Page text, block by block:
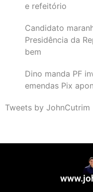
e refeitório
Candidato
Presidência da
bem
Dino manda PF
emendas Pix
Tweets by JohnCutrim